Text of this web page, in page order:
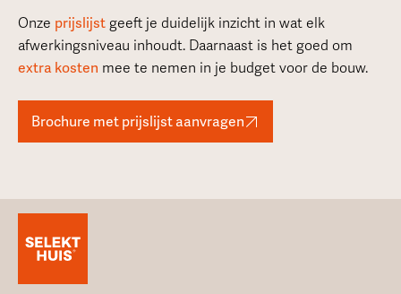
Onze prijslijstgeeft je duidelijk inzicht in wat elk
afwerkingsniveau inhoudt. Daarnaast is het goed om
extra kosten mee te nemen in je budget voor de bouw.
Brochure met prijslijst aanvragen